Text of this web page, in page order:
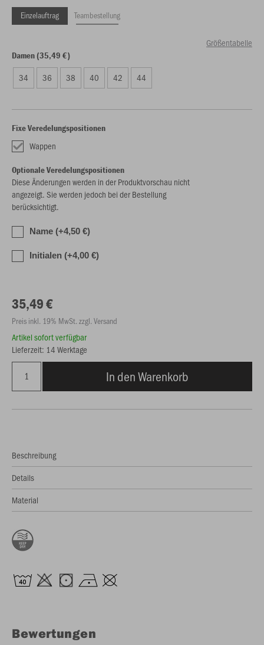
Einzelauftrag Teambestellung
Größentabelle
Damen (35,49 €)
34 36 38 40 42 44
Fixe Veredelungspositionen
Wappen
Optionale Veredelungspositionen
Diese Änderungen werden in der Produktvorschau nicht
angezeigt. Sie werden jedoch bei der Bestellung
berücksichtigt.
Name (+4,50 €)
Initialen (+4,00 €)
35,49 €
Preis inkl. 19% MwSt. zzgl. Versand
Artikel sofort verfügbar
Lieferzeit: 14 Werktage
In den Warenkorb
Beschreibung
Details
Material
Bewertungen